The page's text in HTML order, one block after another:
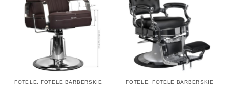
FOTELE FOTELE BARBERSKIE FOTELE FOTELE BARBERSKIE